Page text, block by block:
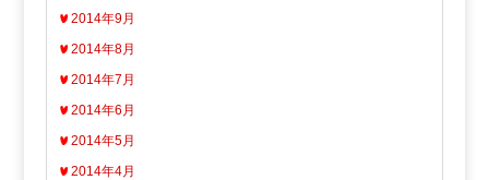
2014年9月
2014年8月
2014年7月
2014年6月
2014年5月
2014年4月